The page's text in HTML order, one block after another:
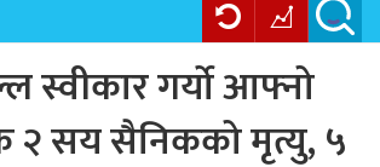
स्वीकार गर्यो आफ्नो
२ सय सैनिकको मृत्यु, ५